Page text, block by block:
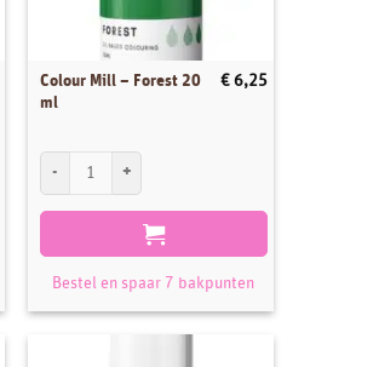
Colour Mill – Forest 20
ml
€ 6,25
Bestel en spaar 7 bakpunten